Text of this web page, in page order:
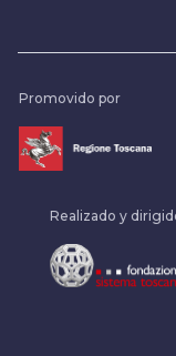
Promovido por
Realizado y